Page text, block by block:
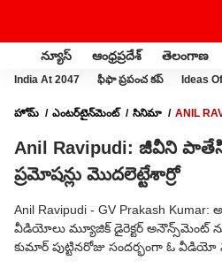
న్యూస్ ఆంధ్రప్రదేశ్ తెలంగాణ
India At 2047 ఫీఫా ప్రపంచ కప్ Ideas
హోమ్ ఎంటర్‌టైన్‌మెంట్‌ సినిమా
ANIL
Anil Ravipudi: జీవీని
ప్రమోషన్లు మొదలెట్టేశార్రో
Anil Ravipudi - GV Prakash
వీడియోలు మ్యూజిక్ డైరెక్టర్ అనౌన్స్‌మెంట్‌
కుమార్ పుట్టినరోజు సందర్భంగా ఓ వీడియో